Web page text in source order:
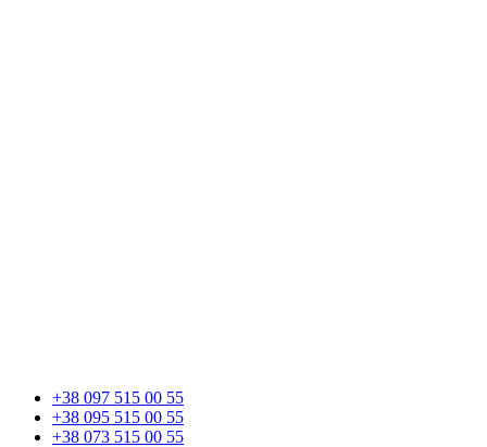
+38 097 515 00 55
+38 095 515 00 55
+38 073 515 00 55